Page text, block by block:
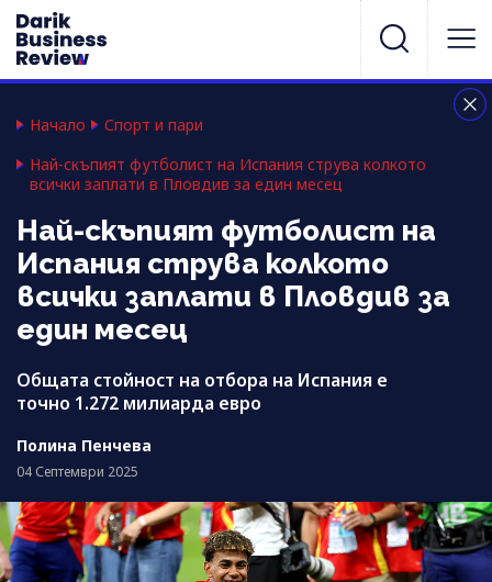
Начало
Спорт и пари
Най-скъпият футболист на Испания струва колкото
всички заплати в Пловдив за един месец
Най-скъпият футболист на
Испания струва колкото
всички заплати в Пловдив за
един месец
Общата стойност на отбора на Испания е
точно 1.272 милиарда евро
Полина Пенчева
04 Септември 2025